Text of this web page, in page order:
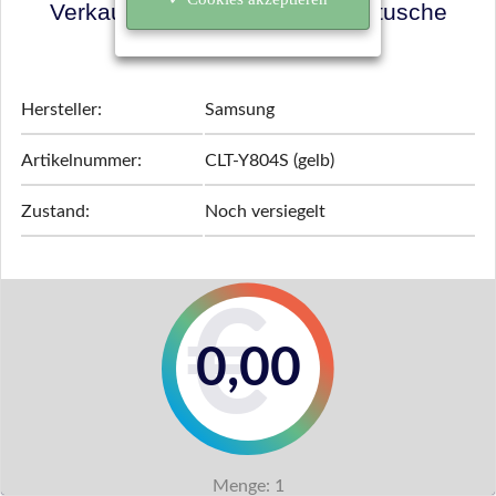
Verkaufspreis für Ihre Tonerkartusche
ermitteln!
Hersteller: Samsung
Artikelnummer: CLT-Y804S (gelb)
Zustand: Noch versiegelt
0,00
Menge: 1